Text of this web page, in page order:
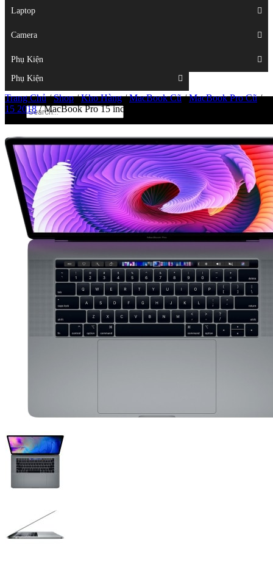
Displays
Laptop
Camera
Phụ Kiện
Laptop
Camera
Phụ Kiện
Top
Trang Chủ/Shop/Kho Hàng/MacBook Cũ/MacBook Pro Cũ/
15 2018/MacBook Pro 15 inch 2018 256Gb MR932 – 97%